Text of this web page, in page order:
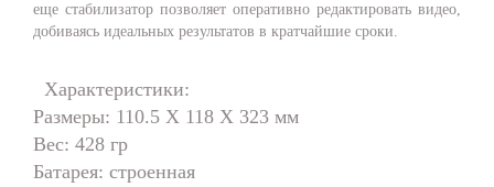
еще стабилизатор позволяет оперативно редактировать видео,
добиваясь идеальных результатов в кратчайшие сроки.
Характеристики:
Размеры: 110.5 X 118 X 323 мм
Вес: 428 гр
Батарея: строенная